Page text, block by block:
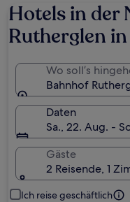
Hotels in der
Rutherglen
Wo soll’s
Bahnhof
Daten
Sa., 22. Aug. -
Gäste
2 Reisende, 1
Ich reise geschäftlich